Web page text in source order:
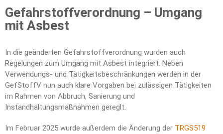
Gefahrstoffverordnung – Umgang
mit Asbest
In die geänderten Gefahrstoffverordnung wurden auch
Regelungen zum Umgang mit Asbest integriert. Neben
Verwendungs- und Tätigkeitsbeschränkungen werden in der
GefStoffV nun auch klare Vorgaben bei zulässigen Tätigkeiten
im Rahmen von Abbruch, Sanierung und
Instandhaltungsmaßnahmen gereglt.
Im Februar 2025 wurde außerdem die Änderung der TRGS519